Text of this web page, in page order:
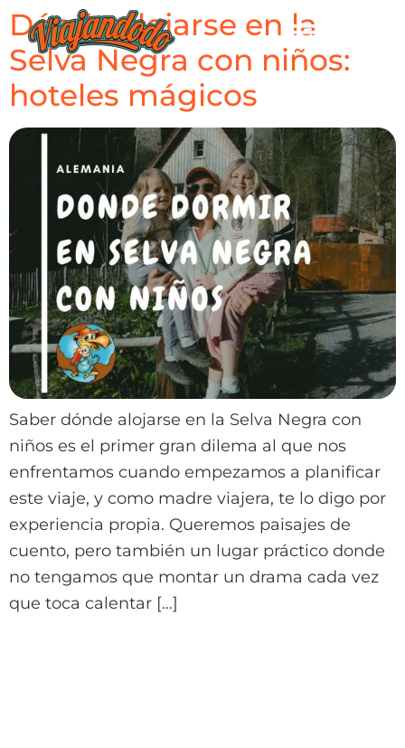
Dónde alojarse en la
Selva Negra con niños:
hoteles mágicos
Saber dónde alojarse en la Selva Negra con
niños es el primer gran dilema al que nos
enfrentamos cuando empezamos a planificar
este viaje, y como madre viajera, te lo digo por
experiencia propia. Queremos paisajes de
cuento, pero también un lugar práctico donde
no tengamos que montar un drama cada vez
que toca calentar […]